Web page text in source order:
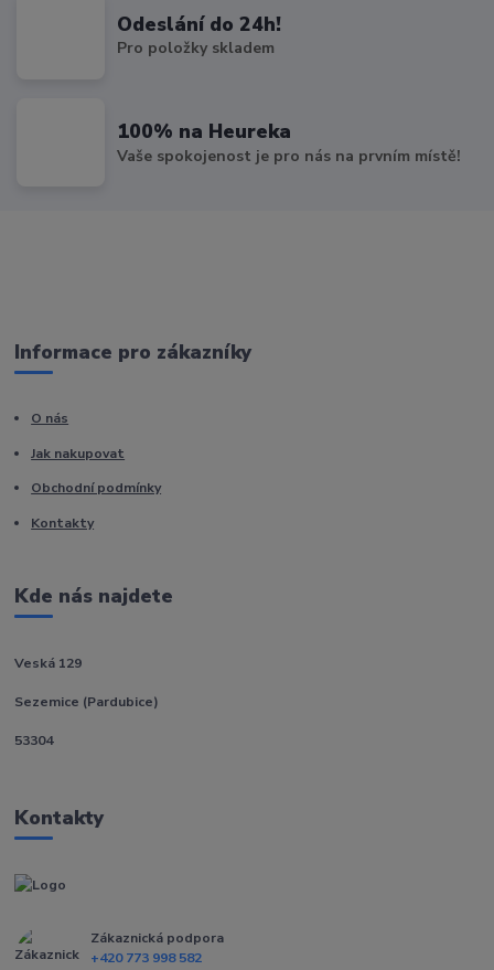
Odeslání do 24h!
Pro položky skladem
100% na Heureka
Vaše spokojenost je pro nás na prvním místě!
Informace pro zákazníky
O nás
Jak nakupovat
Obchodní podmínky
Kontakty
Kde nás najdete
Veská 129
Sezemice (Pardubice)
53304
Kontakty
Zákaznická podpora
+420 773 998 582